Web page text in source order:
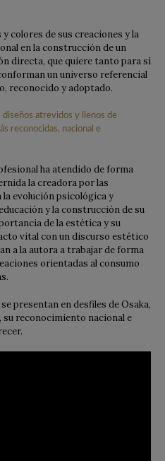
colores de sus creaciones y la
en la construcción de un
directa, que quiere tanto para sí
un universo referencial
reconocido y adoptado.
ha atendido de forma
la creadora por las
evolución psicológica y
y la construcción de su
de la estética y su
vital con un discurso estético
a la autora a trabajar de forma
orientadas al consumo
presentan en desfiles de Osaka,
su reconocimiento nacional e